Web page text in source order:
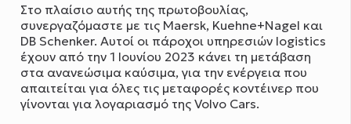
Στο πλαίσιο αυτής της πρωτοβουλίας,
συνεργαζόμαστε με τις Maersk, Kuehne+Nagel και
DB Schenker. Αυτοί οι πάροχοι υπηρεσιών logistics
έχουν από την 1 Ιουνίου 2023 κάνει τη μετάβαση
στα ανανεώσιμα καύσιμα, για την ενέργεια που
απαιτείται για όλες τις μεταφορές κοντέινερ που
γίνονται για λογαριασμό της Volvo Cars.